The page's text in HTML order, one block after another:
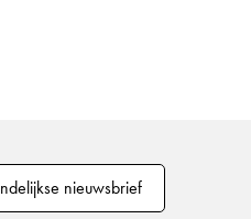
nieuwsbrief